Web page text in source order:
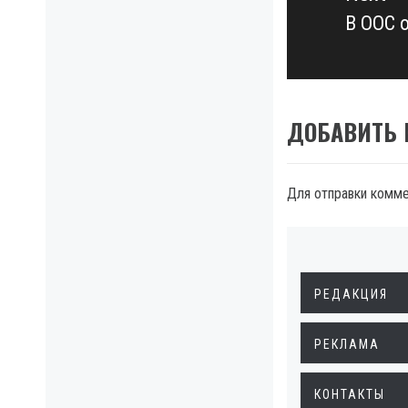
Next
В ООС
ДОБАВИТЬ
Для отправки
РЕДАКЦИЯ
РЕКЛАМА
КОНТАКТЫ